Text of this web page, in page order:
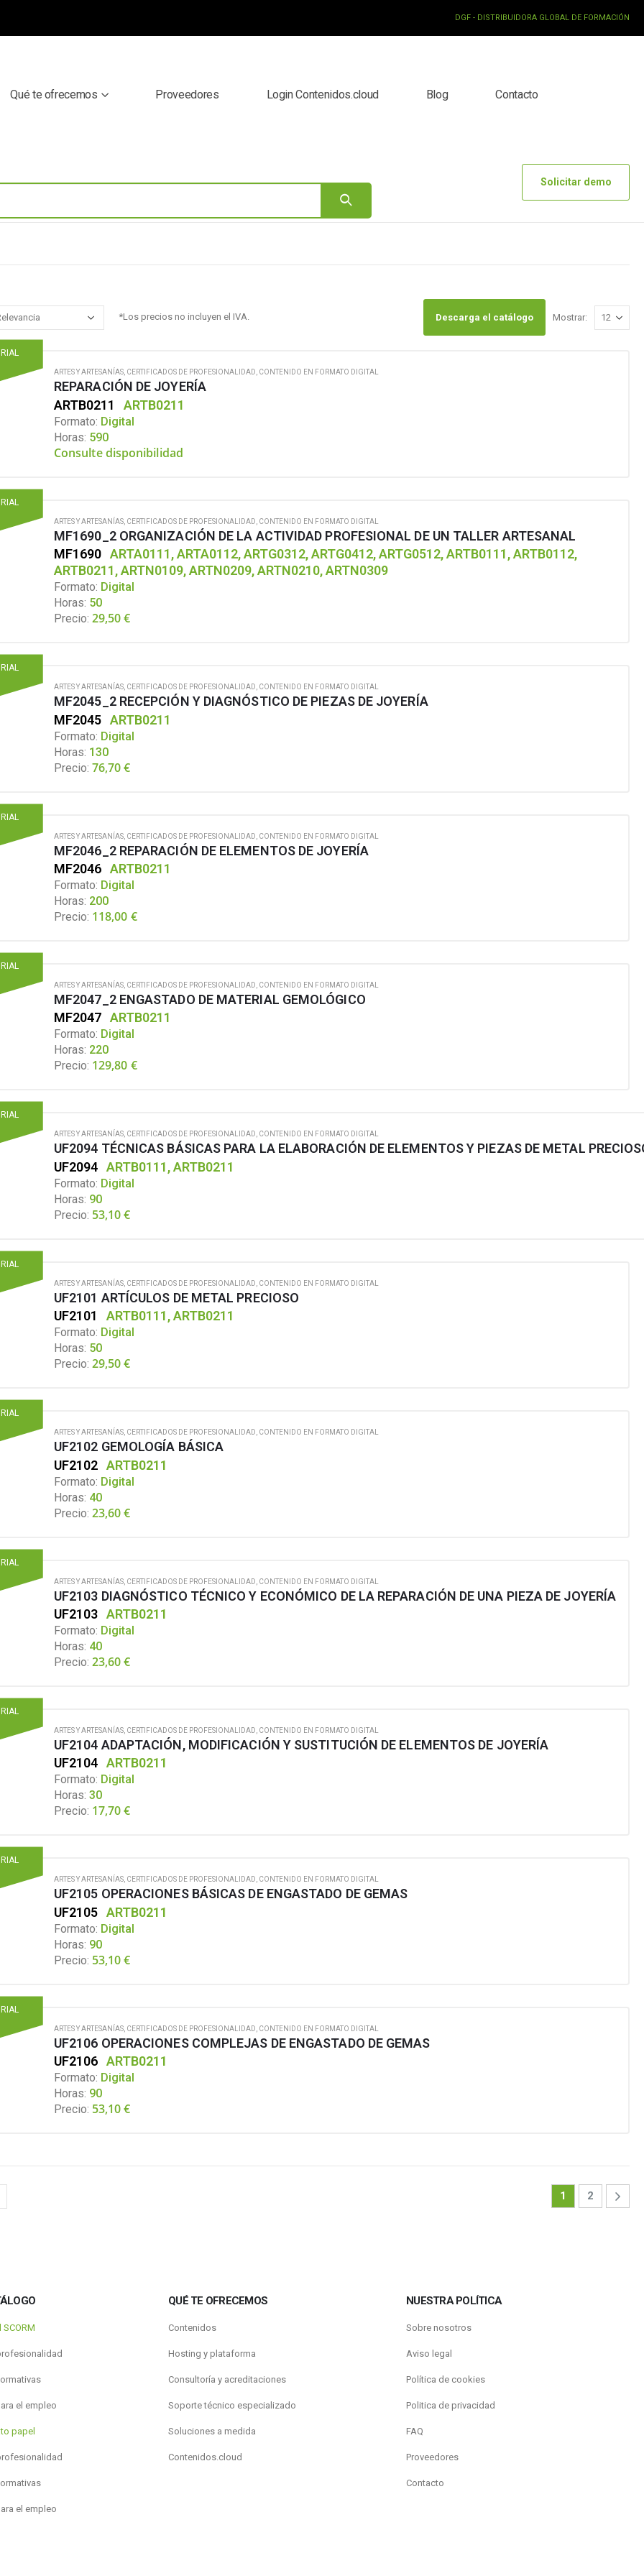
DGF - DISTRIBUIDORA GLOBAL DE FORMACIÓN
Qué te ofrecemos Proveedores Login Contenidos.cloud Blog Contacto
Solicitar demo
*Los precios no incluyen el IVA. Descarga el catálogo Mostrar:
ARTES Y ARTESANÍAS, CERTIFICADOS DE PROFESIONALIDAD, CONTENIDO EN FORMATO DIGITAL
REPARACIÓN DE JOYERÍA
ARTB0211
ARTB0211
Formato: Digital
Horas: 590
Consulte disponibilidad
ARTES Y ARTESANÍAS CERTIFICADOS DE PROFESIONALIDAD CONTENIDO EN FORMATO DIGITAL
MF1690_2 ORGANIZACIÓN DE LA ACTIVIDAD PROFESIONAL DE UN TALLER ARTESANAL
MF1690 ARTA0111, ARTA0112, ARTG0312, ARTG0412, ARTG0512, ARTB0111, ARTB0112,
ARTB0211, ARTN0109, ARTN0209, ARTN0210, ARTN0309
Formato: Digital
Horas: 50
Precio: 29,50€
ARTES Y ARTESANÍAS CERTIFICADOS DE PROFESIONALIDAD CONTENIDO EN FORMATO DIGITAL
MF2045_2 RECEPCIÓN Y DIAGNÓSTICO DE PIEZAS DE JOYERÍA
MF2045 ARTB0211
Formato: Digital
Horas: 130
Precio: 76,70€
ARTES Y ARTESANÍAS CERTIFICADOS DE PROFESIONALIDAD CONTENIDO EN FORMATO DIGITAL
MF2046_2 REPARACIÓN DE ELEMENTOS DE JOYERÍA
MF2046 ARTB0211
Formato: Digital
Horas: 200
Precio: 118,00 €
ARTES Y ARTESANÍAS CERTIFICADOS DE PROFESIONALIDAD CONTENIDO EN FORMATO DIGITAL
MF2047_2 ENGASTADO DE MATERIAL GEMOLÓGICO
MF2047 ARTB0211
Formato: Digital
Horas: 220
Precio: 129,80 €
ARTES Y ARTESANÍAS, CERTIFICADOS DE PROFESIONALIDAD, CONTENIDO EN FORMATO DIGITAL
UF2094 TÉCNICAS BÁSICAS PARA LA ELABORACIÓN DE ELEMENTOS Y PIEZAS DE METAL
UF2094 ARTB0111, ARTB0211
Formato: Digital
Horas: 90
Precio: 53,10€
ARTES Y ARTESANÍAS CERTIFICADOS DE PROFESIONALIDAD CONTENIDO EN FORMATO DIGITAL
UF2101 ARTÍCULOS DE METAL PRECIOSO
UF2101
ARTB0111, ARTB0211
Formato: Digital
Horas: 50
Precio: 29,50€
ARTES Y ARTESANÍAS CERTIFICADOS DE PROFESIONALIDAD CONTENIDO EN FORMATO DIGITAL
UF2102 GEMOLOGÍA BÁSICA
UF2102 ARTB0211
Formato: Digital
Horas: 40
Precio: 23,60€
ARTES Y ARTESANÍAS CERTIFICADOS DE PROFESIONALIDAD CONTENIDO EN FORMATO DIGITAL
UF2103 DIAGNÓSTICO TÉCNICO Y ECONÓMICO DE LA REPARACIÓN DE UNA PIEZA DE JOYERÍA
UF2103 ARTB0211
Formato: Digital
Horas: 40
Precio: 23,60€
ARTES Y ARTESANÍAS CERTIFICADOS DE PROFESIONALIDAD CONTENIDO EN FORMATO DIGITAL
UF2104 ADAPTACIÓN, MODIFICACIÓN Y SUSTITUCIÓN DE ELEMENTOS DE JOYERÍA
UF2104 ARTB0211
Formato: Digital
Horas: 30
Precio: 17,70€
ARTES Y ARTESANÍAS, CERTIFICADOS DE PROFESIONALIDAD, CONTENIDO EN FORMATO DIGITAL
UF2105 OPERACIONES BÁSICAS DE ENGASTADO DE GEMAS
UF2105 ARTB0211
Formato: Digital
Horas: 90
Precio: 53,10€
ARTES Y ARTESANÍAS CERTIFICADOS DE PROFESIONALIDAD CONTENIDO EN FORMATO DIGITAL
UF2106 OPERACIONES COMPLEJAS DE ENGASTADO DE GEMAS
UF2106 ARTB0211
Formato: Digital
Horas: 90
Precio: 53,10€
1 2
el empleo
papel
el empleo
QUÉ TE OFRECEMOS
Contenidos
Hosting y plataforma
Consultoría y acreditaciones
Soporte técnico especializado
Soluciones a medida
Contenidos.cloud
NUESTRA POLÍTICA
Sobre nosotros
Aviso legal
Política de cookies
Politica de privacidad
FAQ
Proveedores
Contacto